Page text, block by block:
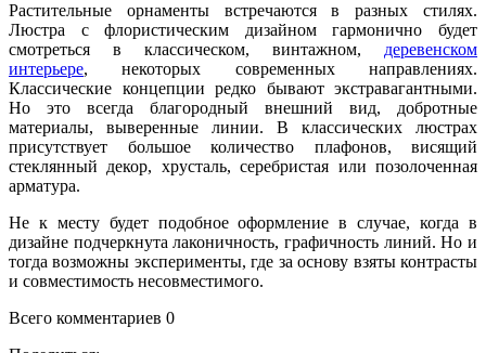
Растительные орнаменты встречаются в разных стилях.
Люстра с флористическим дизайном гармонично будет
смотреться в классическом, винтажном, деревенском
интерьере, некоторых современных направлениях.
Классические концепции редко бывают экстравагантными.
Но это всегда благородный внешний вид, добротные
материалы, выверенные линии. В классических люстрах
присутствует большое количество плафонов, висящий
стеклянный декор, хрусталь, серебристая или позолоченная
арматура.
Не к месту будет подобное оформление в случае, когда в
дизайне подчеркнута лаконичность, графичность линий. Но и
тогда возможны эксперименты, где за основу взяты контрасты
и совместимость несовместимого.
Всего комментариев 0